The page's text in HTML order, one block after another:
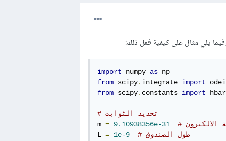
import numpy as
from scipy. integrate import
from scipy. constants import hbar
# تحديد الثوابت
m = 9.10938356e-31
الالكترون
L = 1e-9
# طول الصندوق